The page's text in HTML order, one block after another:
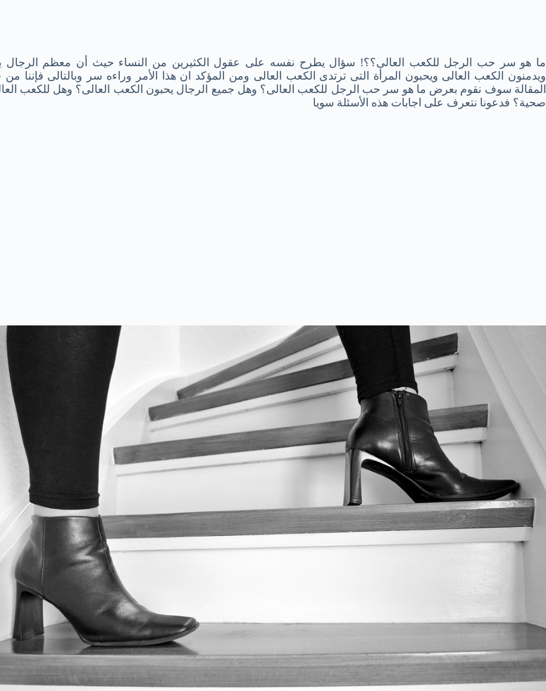
ما هو سر حب الرجل للكعب العالى؟؟! سؤال يطرح نفسه على عقول الكثيرين من النساء حيث أن معظم الرجال
ويدمنون الكعب العالى ويحبون المرأة التى ترتدى الكعب العالى ومن المؤكد ان هذا الأمر وراءه سر وبالتالى فإننا
المقالة سوف نقوم بعرض ما هو سر حب الرجل للكعب العالى؟ وهل جميع الرجال يحبون الكعب العالى؟ وهل للكعب
صحية؟ فدعونا نتعرف على اجابات هذه الأسئلة سويا